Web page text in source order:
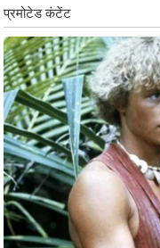
त
बॉ
ली
वु
ड
हॉ
ली
वु
ड
फि